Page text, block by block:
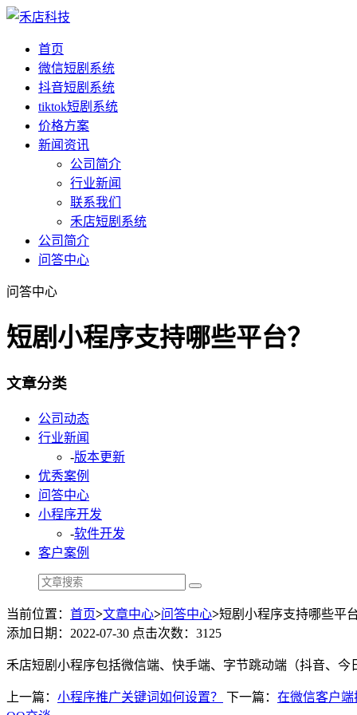
首页
微信短剧系统
抖音短剧系统
tiktok短剧系统
价格方案
新闻资讯
公司简介
行业新闻
联系我们
禾店短剧系统
公司简介
问答中心
问答中心
短剧小程序支持哪些平台？
文章分类
公司动态
行业新闻
-版本更新
优秀案例
问答中心
小程序开发
-软件开发
客户案例
当前位置： 首页>文章中心>问答中心>短剧小程序支持哪些平
添加日期：2022-07-30 点击次数：3125
禾店短剧小程序包括微信端、快手端、字节跳动端（抖音、
上一篇： 小程序推广关键词如何设置？ 下一篇： 在微信客户